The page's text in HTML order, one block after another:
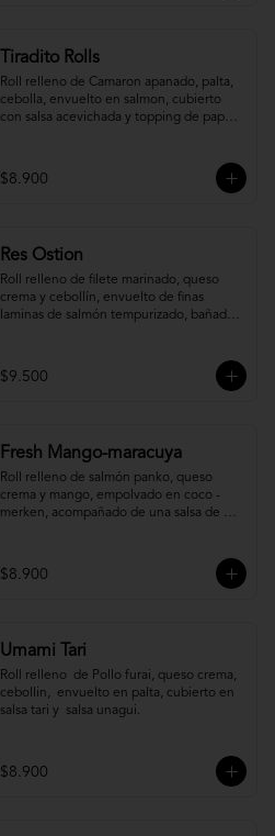
Tiradito Rolls
Roll relleno de Camaron apanado, palta,
cebolla, envuelto en salmon, cubierto
con salsa acevichada y topping de papa
$8.900
Res Ostion
Roll relleno de filete marinado, queso
crema y cebollín, envuelto de finas
laminas de salmón tempurizado, bañada
$9.500
Fresh Mango-maracuya
Roll relleno de salmón panko, queso
crema y mango, empolvado en coco -
merken, acompañado de una salsa de
$8.900
Umami Tari
Roll relleno  de Pollo furai, queso crema,
cebollin,  envuelto en palta, cubierto en
salsa tari y  salsa unagui.
$8.900